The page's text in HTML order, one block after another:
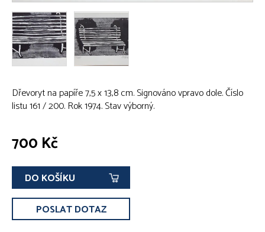
Dřevoryt na papíře 7,5 x 13,8 cm. Signováno vpravo dole. Číslo
listu 161 / 200. Rok 1974. Stav výborný.
700 Kč
DO KOŠÍKU
POSLAT DOTAZ